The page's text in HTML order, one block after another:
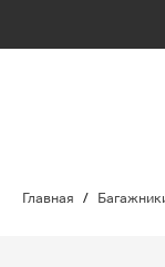
Главная /